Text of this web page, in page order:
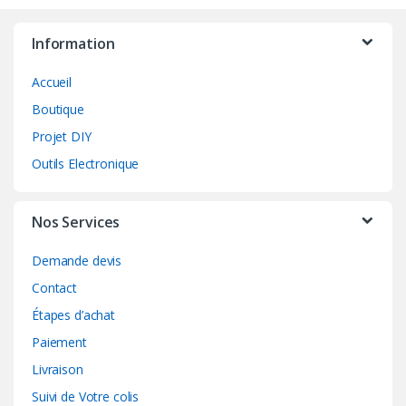
Information
Accueil
Boutique
Projet DIY
Outils Electronique
Nos Services
Demande devis
Contact
Étapes d’achat
Paiement
Livraison
Suivi de Votre colis